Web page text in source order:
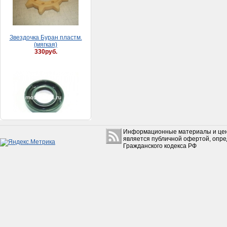
(мягкая)
330руб.
Сальник генератора Урал
6В (1,2-18х35-1)
100руб.
Информационные материалы и
является публичной офертой,
Гражданского кодекса РФ